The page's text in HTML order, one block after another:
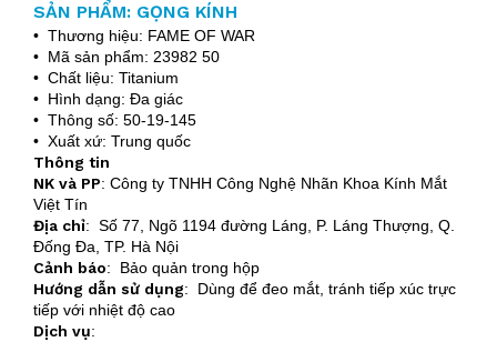
SẢN PHẨM: GỌNG KÍNH
• Thương hiệu: FAME OF WAR
• Mã sản phẩm: 23982 50
• Chất liệu: Titanium
• Hình dạng: Đa giác
• Thông số: 50-19-145
• Xuất xứ: Trung quốc
Thông tin
NK và PP: Công ty TNHH Công Nghệ Nhãn Khoa Kính Mắt
Việt Tín
Địa chỉ: Số 77, Ngõ 1194 đường Láng, P. Láng Thượng, Q.
Đống Đa, TP. Hà Nội
Cảnh báo: Bảo quản trong hộp
Hướng dẫn sử dụng: Dùng để đeo mắt, tránh tiếp xúc trực
tiếp với nhiệt độ cao
Dịch vụ: